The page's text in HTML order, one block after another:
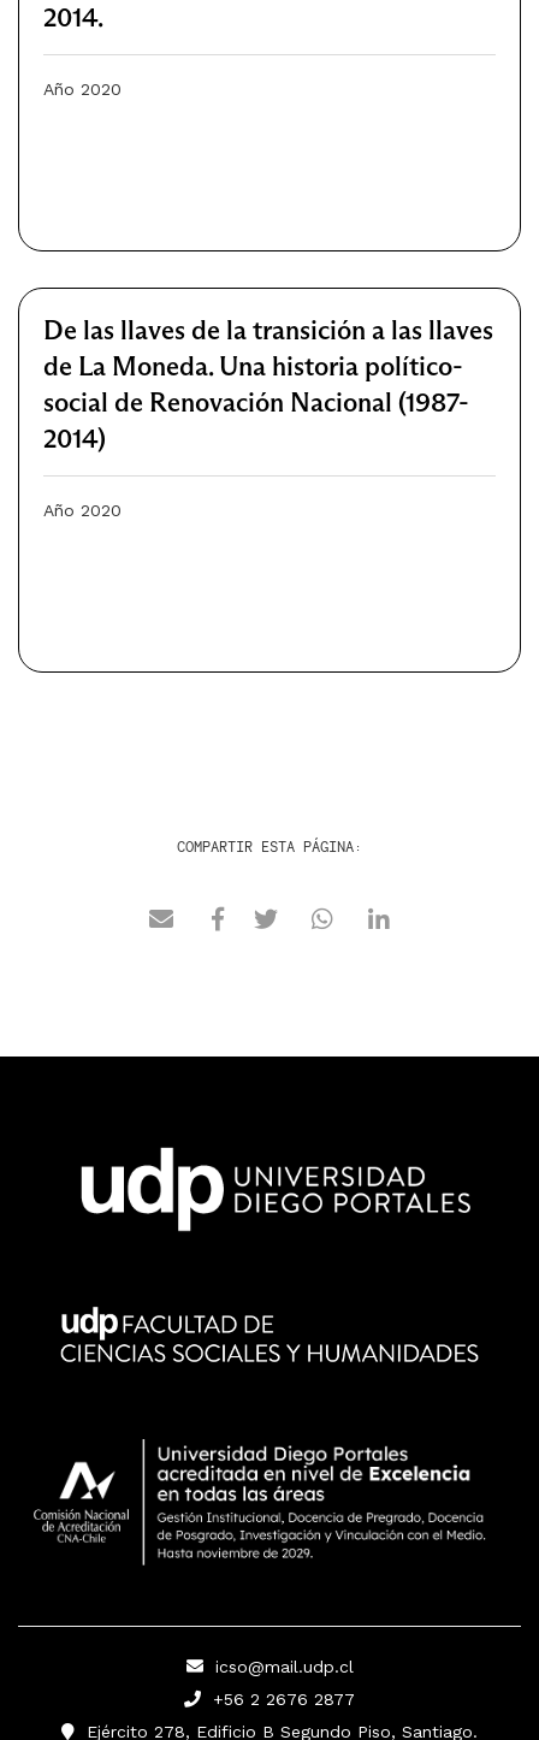
2014.
Año 2020
De las llaves de la transición a las llaves
de La Moneda. Una historia político-
social de Renovación Nacional (1987-
2014)
Año 2020
COMPARTIR ESTA PÁGINA:
icso@mail.udp.cl
+56 2 2676 2877
Ejército 278, Edificio B Segundo Piso, Santiago.